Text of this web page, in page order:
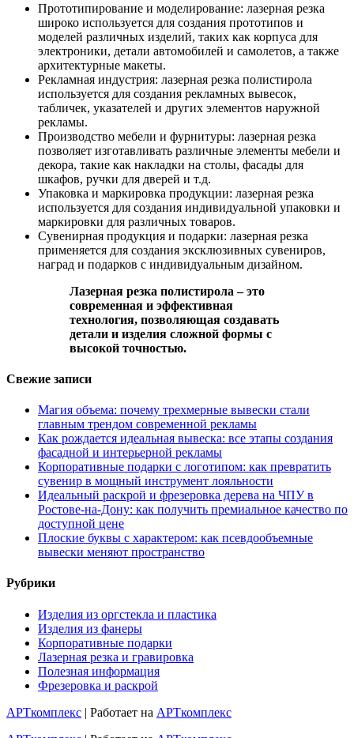
Прототипирование и моделирование: лазерная резка
широко используется для создания прототипов и
моделей различных изделий, таких как корпуса для
электроники, детали автомобилей и самолетов, а также
архитектурные макеты.
Рекламная индустрия: лазерная резка полистирола
используется для создания рекламных вывесок,
табличек, указателей и других элементов наружной
рекламы.
Производство мебели и фурнитуры: лазерная резка
позволяет изготавливать различные элементы мебели и
декора, такие как накладки на столы, фасады для
шкафов, ручки для дверей и т.д.
Упаковка и маркировка продукции: лазерная резка
используется для создания индивидуальной упаковки и
маркировки для различных товаров.
Сувенирная продукция и подарки: лазерная резка
применяется для создания эксклюзивных сувениров,
наград и подарков с индивидуальным дизайном.
Лазерная резка полистирола – это
современная и эффективная
технология, позволяющая создавать
детали и изделия сложной формы с
высокой точностью.
Свежие записи
Магия объема: почему трехмерные вывески стали
главным трендом современной рекламы
Как рождается идеальная вывеска: все этапы создания
фасадной и интерьерной рекламы
Корпоративные подарки с логотипом: как превратить
сувенир в мощный инструмент лояльности
Идеальный раскрой и фрезеровка дерева на ЧПУ в
Ростове-на-Дону: как получить премиальное качество по
доступной цене
Плоские буквы с характером: как псевдообъемные
вывески меняют пространство
Рубрики
Изделия из оргстекла и пластика
Изделия из фанеры
Корпоративные подарки
Лазерная резка и гравировка
Полезная информация
Фрезеровка и раскрой
АРТкомплекс | Работает на АРТкомплекс